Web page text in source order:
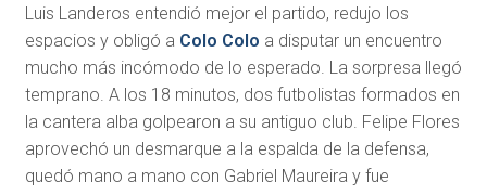
Luis Landeros entendió mejor el partido, redujo los
espacios y obligó a Colo Colo a disputar un encuentro
mucho más incómodo de lo esperado. La sorpresa llegó
temprano. A los 18 minutos, dos futbolistas formados en
la cantera alba golpearon a su antiguo club. Felipe Flores
aprovechó un desmarque a la espalda de la defensa,
quedó mano a mano con Gabriel Maureira y fue